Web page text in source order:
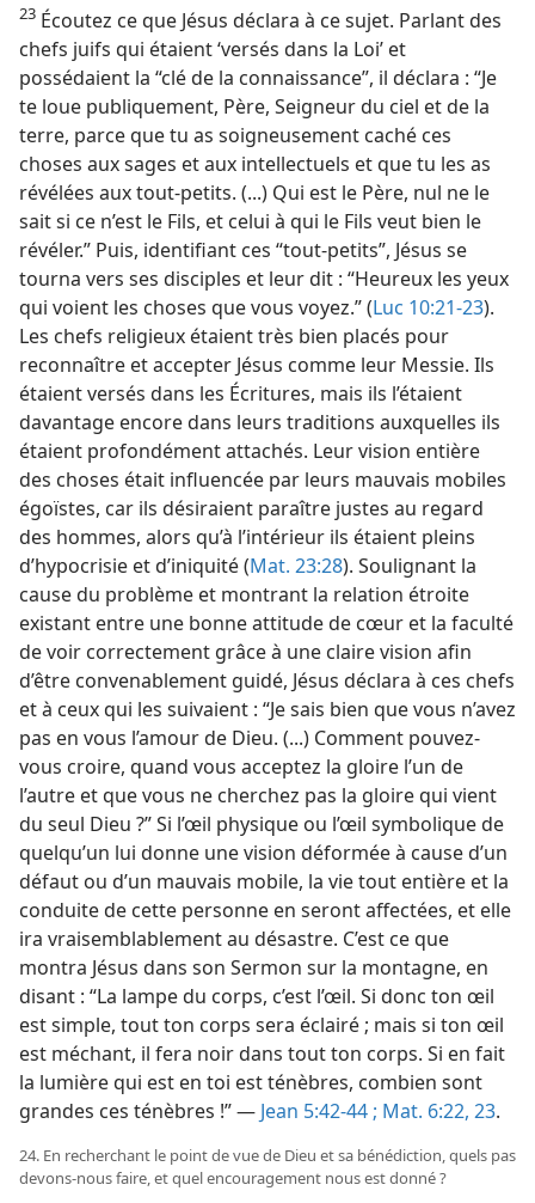
23 Écoutez ce que Jésus déclara à ce sujet. Parlant des
chefs juifs qui étaient ‘versés dans la Loi’ et
possédaient la “clé de la connaissance”, il déclara : “Je
te loue publiquement, Père, Seigneur du ciel et de la
terre, parce que tu as soigneusement caché ces
choses aux sages et aux intellectuels et que tu les as
révélées aux tout-petits. (...) Qui est le Père, nul ne le
sait si ce n’est le Fils, et celui à qui le Fils veut bien le
révéler.” Puis, identifiant ces “tout-petits”, Jésus se
tourna vers ses disciples et leur dit : “Heureux les yeux
qui voient les choses que vous voyez.” (Luc 10:21-23).
Les chefs religieux étaient très bien placés pour
reconnaître et accepter Jésus comme leur Messie. Ils
étaient versés dans les Écritures, mais ils l’étaient
davantage encore dans leurs traditions auxquelles ils
étaient profondément attachés. Leur vision entière
des choses était influencée par leurs mauvais mobiles
égoïstes, car ils désiraient paraître justes au regard
des hommes, alors qu’à l’intérieur ils étaient pleins
d’hypocrisie et d’iniquité (Mat. 23:28). Soulignant la
cause du problème et montrant la relation étroite
existant entre une bonne attitude de cœur et la faculté
de voir correctement grâce à une claire vision afin
d’être convenablement guidé, Jésus déclara à ces chefs
et à ceux qui les suivaient : “Je sais bien que vous n’avez
pas en vous l’amour de Dieu. (...) Comment pouvez-​
vous croire, quand vous acceptez la gloire l’un de
l’autre et que vous ne cherchez pas la gloire qui vient
du seul Dieu ?” Si l’œil physique ou l’œil symbolique de
quelqu’un lui donne une vision déformée à cause d’un
défaut ou d’un mauvais mobile, la vie tout entière et la
conduite de cette personne en seront affectées, et elle
ira vraisemblablement au désastre. C’est ce que
montra Jésus dans son Sermon sur la montagne, en
disant : “La lampe du corps, c’est l’œil. Si donc ton œil
est simple, tout ton corps sera éclairé ; mais si ton œil
est méchant, il fera noir dans tout ton corps. Si en fait
la lumière qui est en toi est ténèbres, combien sont
grandes ces ténèbres !” — Jean 5:42-44 ; Mat. 6:22, 23.
24. En recherchant le point de vue de Dieu et sa bénédiction, quels pas
devons-​nous faire, et quel encouragement nous est donné ?